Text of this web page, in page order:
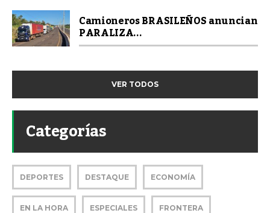
Camioneros BRASILEÑOS anuncian
PARALIZA...
VER TODOS
Categorías
DEPORTES DESTAQUE ECONOMÍA
EN LA HORA ESPECIALES FRONTERA